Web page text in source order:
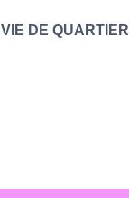
VIE DE QUARTIER